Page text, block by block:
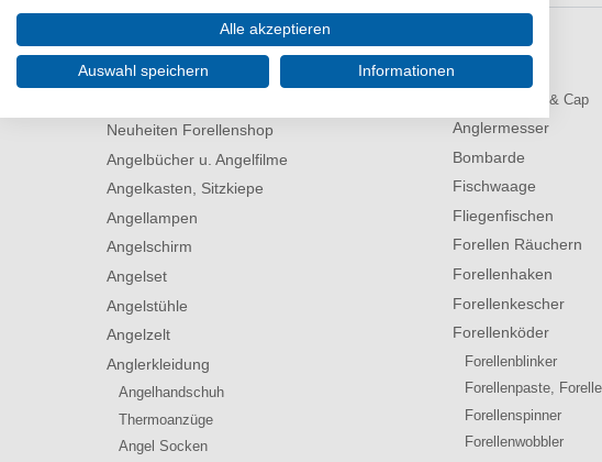
Weitere Produkte für das Angeln auf Forellen
Neuheiten Forellenshop
Angelbücher u. Angelfilme
Angelkasten, Sitzkiepe
Angellampen
Angelschirm
Angelset
Angelstühle
Angelzelt
Anglerkleidung
Angelhandschuh
Thermoanzüge
Angel Socken
Anglermütze & Cap
Anglermesser
Bombarde
Fischwaage
Fliegenfischen
Forellen Räuchern
Forellenhaken
Forellenkescher
Forellenköder
Forellenblinker
Forellenpaste,
Forellenspinner
Forellenwobbler
Alle akzeptieren
Auswahl speichern Informationen